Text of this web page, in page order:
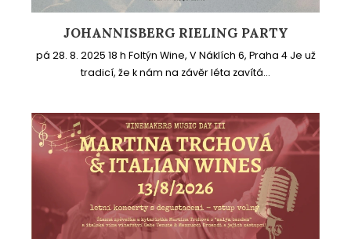
JOHANNISBERG RIELING PARTY
pá 28. 8. 2025 18 h Foltýn Wine, V Náklích 6, Praha 4 Je už
tradicí, že k nám na závěr léta zavítá...